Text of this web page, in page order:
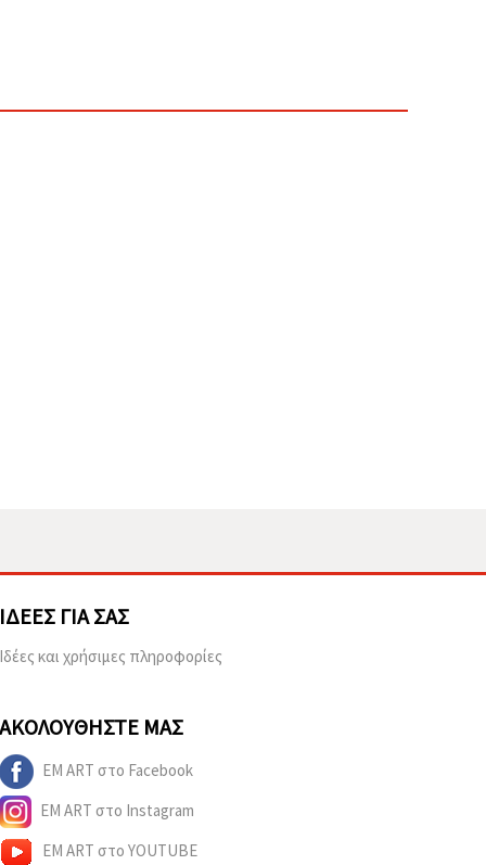
ΙΔΈΕΣ ΓΙΑ ΣΑΣ
Ιδέες και χρήσιμες πληροφορίες
ΑΚΟΛΟΥΘΉΣΤΕ ΜΑΣ
EM ART στο Facebook
EM ART στο Instagram
EM ART στο YOUTUBE